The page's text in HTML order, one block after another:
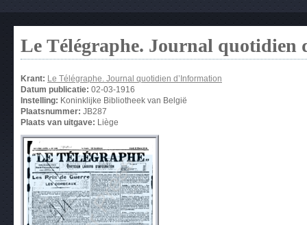
Le Télégraphe. Journal quotidien
Krant: Le Télégraphe. Journal quotidien d’Information
Datum publicatie: 02-03-1916
Instelling: Koninklijke Bibliotheek van België
Plaatsnummer: JB287
Plaats van uitgave: Liège